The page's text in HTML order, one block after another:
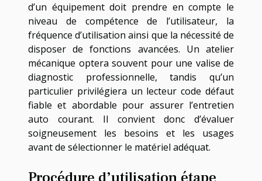
d’un équipement doit prendre en compte le
niveau de compétence de l’utilisateur, la
fréquence d’utilisation ainsi que la nécessité de
disposer de fonctions avancées. Un atelier
mécanique optera souvent pour une valise de
diagnostic professionnelle, tandis qu’un
particulier privilégiera un lecteur code défaut
fiable et abordable pour assurer l’entretien
auto courant. Il convient donc d’évaluer
soigneusement les besoins et les usages
avant de sélectionner le matériel adéquat.